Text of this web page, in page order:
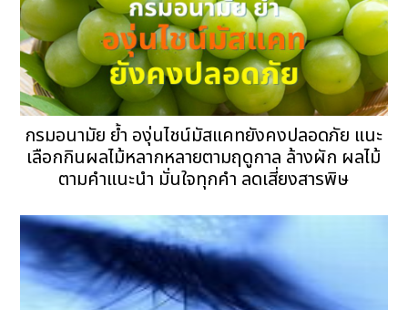
กรมอนามัย ย้ำ องุ่นไชน์มัสแคทยังคงปลอดภัย แนะ
เลือกกินผลไม้หลากหลายตามฤดูกาล ล้างผัก ผลไม้
ตามคำแนะนำ มั่นใจทุกคำ ลดเสี่ยงสารพิษ